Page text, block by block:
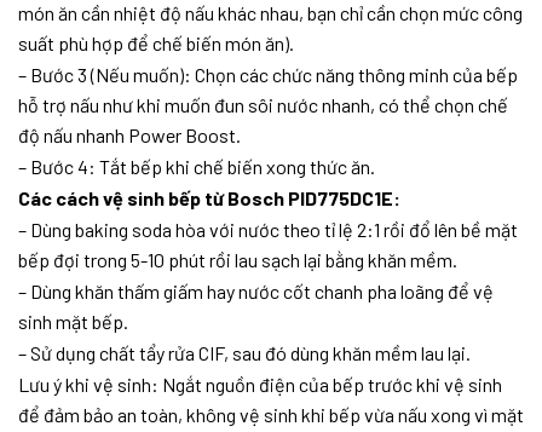
món ăn cần nhiệt độ nấu khác nhau, bạn chỉ cần chọn mức công
suất phù hợp để chế biến món ăn).
– Bước 3 (Nếu muốn): Chọn các chức năng thông minh của bếp
hỗ trợ nấu như khi muốn đun sôi nước nhanh, có thể chọn chế
độ nấu nhanh Power Boost.
– Bước 4: Tắt bếp khi chế biến xong thức ăn.
Các cách vệ sinh bếp từ Bosch PID775DC1E:
– Dùng baking soda hòa với nước theo tỉ lệ 2:1 rồi đổ lên bề mặt
bếp đợi trong 5-10 phút rồi lau sạch lại bằng khăn mềm.
– Dùng khăn thấm giấm hay nước cốt chanh pha loãng để vệ
sinh mặt bếp.
– Sử dụng chất tẩy rửa CIF, sau đó dùng khăn mềm lau lại.
Lưu ý khi vệ sinh: Ngắt nguồn điện của bếp trước khi vệ sinh
để đảm bảo an toàn, không vệ sinh khi bếp vừa nấu xong vì mặt